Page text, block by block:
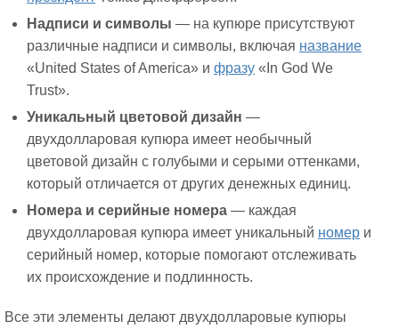
Надписи и символы — на купюре присутствуют
различные надписи и символы, включая название
«United States of America» и фразу «In God We
Trust».
Уникальный цветовой дизайн —
двухдолларовая купюра имеет необычный
цветовой дизайн с голубыми и серыми оттенками,
который отличается от других денежных единиц.
Номера и серийные номера — каждая
двухдолларовая купюра имеет уникальный номер и
серийный номер, которые помогают отслеживать
их происхождение и подлинность.
Все эти элементы делают двухдолларовые купюры